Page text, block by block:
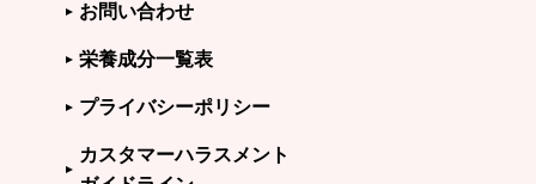
お問い合わせ
栄養成分一覧表
プライバシーポリシー
カスタマーハラスメント